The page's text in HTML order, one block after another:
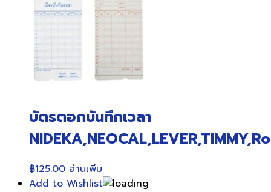
บัตรตอกบันทึกเวลา
฿125.00 อ่านเพิ่ม
Add to Wishlist